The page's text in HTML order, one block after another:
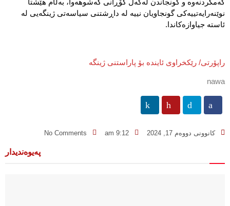
كەمكردنەوە و گونجاندن لەگەڵ گۆڕانی كەشوهەوا، بەڵام هێشتا
نوێنەرایەتییەكی گونجاویان نییە لە داڕشتنی سیاسەتی ژینگەیی لە
ئاستە جیاوازەكاندا.
راپۆرتی/ رێكخراوی ئایندە بۆ پاراستنی ژینگە
nawa
کانوونی دووەم 17, 2024 9:12 am
No Comments
پەیوەندیدار